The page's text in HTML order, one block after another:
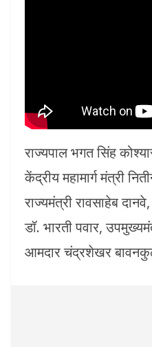
राज्यपाल भगत सिंह
केंद्रीय महामार्ग मंत्री
राज्यमंत्री रावसाहेब
डॉ. भारती पवार,
आमदार चंद्रशेखर